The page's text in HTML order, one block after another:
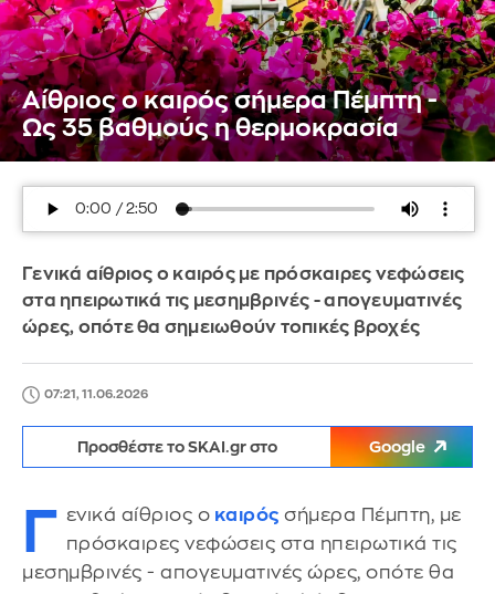
Αίθριος ο καιρός σήμερα Πέμπτη -
Ως 35 βαθμούς η θερμοκρασία
Γενικά αίθριος ο καιρός με πρόσκαιρες νεφώσεις
στα ηπειρωτικά τις μεσημβρινές - απογευματινές
ώρες, οπότε θα σημειωθούν τοπικές βροχές
07:21, 11.06.2026
Προσθέστε το SKAI.gr στο Google
Γ ενικά αίθριος ο καιρός σήμερα Πέμπτη, με
πρόσκαιρες νεφώσεις στα ηπειρωτικά τις
μεσημβρινές - απογευματινές ώρες, οπότε θα